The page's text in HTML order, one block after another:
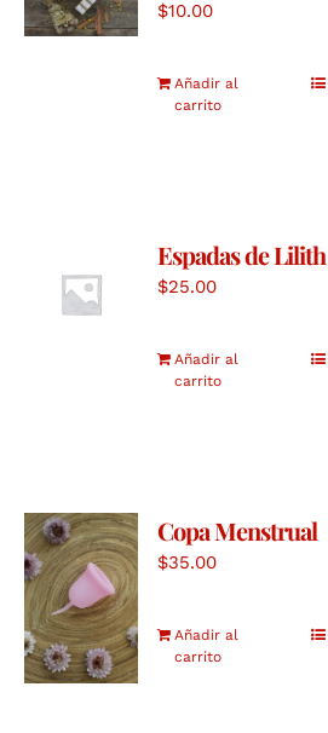
$10.00
Añadir al
carrito
Espadas de Lilith
$25.00
Añadir al
carrito
Copa Menstrual
$35.00
Añadir al
carrito